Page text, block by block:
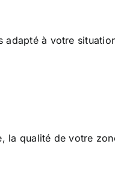
adapté à votre
qualité de votre